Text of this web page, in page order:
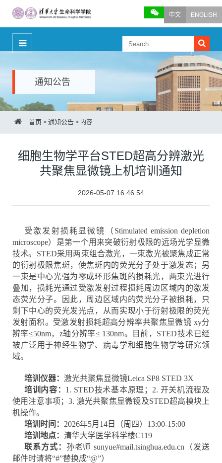
中文 ENGLISH
通知公告
首页 > 通知公告 > 内容
细胞生物学平台STED超高分辨激光
共聚焦显微镜上机培训通知
2026-05-07 16:46:54
受激发射损耗显微镜（Stimulated emission depletion
microscope）是第一个用来突破衍射极限的远场光学显微
技术。STED采用两束组合激光，一束激光被聚焦成正常
的衍射极限焦斑，使焦斑内的荧光分子处于激发态；另
一束是中心光强为零成环形焦斑的损耗光，两束光进行
叠加，损耗光通过受激发射过程损耗周边区域内的激发
态荧光分子。因此，周边区域内的荧光分子被损耗，只
剩下中心的荧光发光点，从而实现小于衍射极限的荧光
发射面积。受激发射损耗超高分辨率共聚焦显微镜 xy分
辨率≤50nm，z轴分辨率≤ 130nm。目前，STED技术已经
被广泛用于神经生物学、病毒学和细胞生物学等研究领
域。
培训仪器： 激光共聚焦显微镜Leica SP8 STED 3X
培训内容： 1. STED技术基本原理；2. 开关机流程及
使用注意事项；3. 激光共聚焦显微镜及STED超高模块上
机操作。
培训时间： 2026年5月14日（周四）13:00-15:00
培训地点： 清华大学医学科学楼C119
联系方式： 孙老师 sunyue#mail.tsinghua.edu.cn（发送
邮件时请将“#”替换成“@”）